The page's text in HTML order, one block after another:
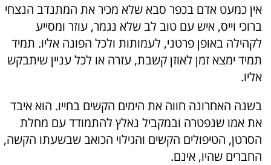
אין כמעט אדם בכפר סבא שלא מכיר את המתנדב הנצחי
ברוכי וייס, איש עם טוב לב שלא נגמר, עוזר ומסייע
לקהילה באופן פרטני, לעמותות ולכל הפונה אליו. תמיד
תמיד ימצא זמן לאוזן קשבת, עזרה או לכל עניין שיתבקש
אליו.
בשנה האחרונה חווה את הימים הקשים בחייו. הוא איבד
את אמו שנפטרה ובמקביל נאלץ להתמודד עם מחלת
הסרטן, הטיפולים הקשים והגילוי הכואב שבשעתו הקשה,
החברים שהיו, אינם.